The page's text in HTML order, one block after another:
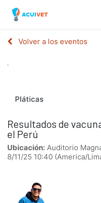
Volver a los eventos
.
Pláticas
Resultados de
el Perú
Ubicación: Auditorio
8/11/25 10:40 (America/